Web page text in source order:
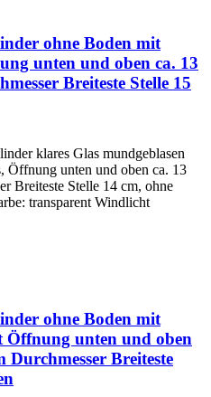
ohne Boden mit
unten und oben ca. 13
Breiteste Stelle 15
klares Glas mundgeblasen
unten und oben ca. 13
Breiteste Stelle 14 cm, ohne
transparent Windlicht
ohne Boden mit
unten und oben
Durchmesser Breiteste